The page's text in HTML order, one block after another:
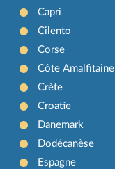
Capri
Cilento
Corse
Côte Amalfitaine
Crète
Croatie
Danemark
Dodécanèse
Espagne